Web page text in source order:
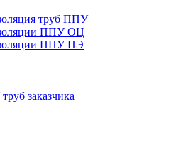
труб ППУ
ППУ ОЦ
ППУ ПЭ
заказчика